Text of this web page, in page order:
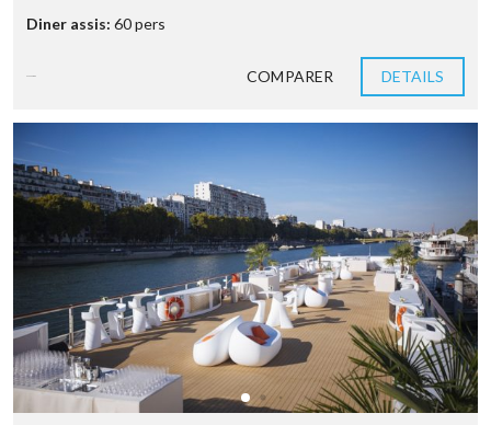
Diner assis: 60 pers
COMPARER DETAILS